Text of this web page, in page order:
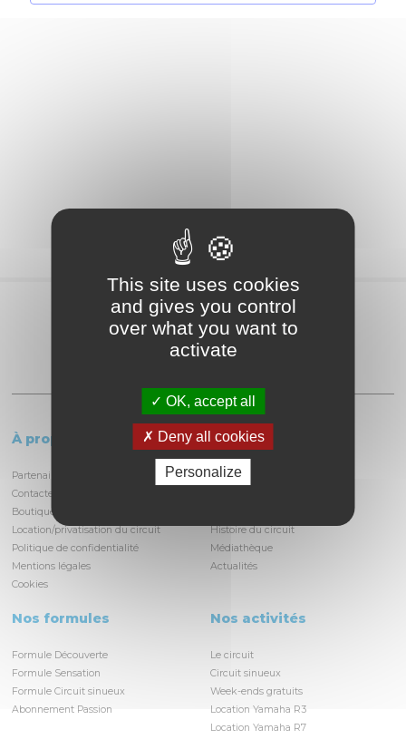
Partagez
À propos
Partenaires et locataires
Contactez-nous
Boutique
Location/privatisation du circuit
Politique de confidentialité
Mentions légales
Cookies
Le circuit
Informations pratiques
Histoire du circuit
Médiathèque
Actualités
Nos formules
Formule Découverte
Formule Sensation
Formule Circuit sinueux
Abonnement Passion
Nos activités
Le circuit
Circuit sinueux
Week-ends gratuits
Location Yamaha R3
Location Yamaha R7
This site uses cookies
and gives you control
over what you want to
activate
OK, accept all
Deny all cookies
Personalize